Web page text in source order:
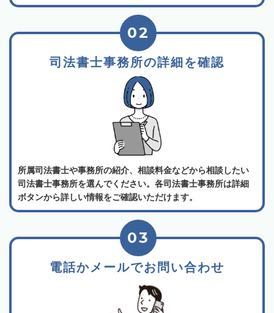
司法書士事務所の詳細を確認
02
所属司法書士や事務所の紹介、相談料金などから相談したい
司法書士事務所を選んでください。各司法書士事務所は詳細
ボタンから詳しい情報をご確認いただけます。
電話かメールでお問い合わせ
03